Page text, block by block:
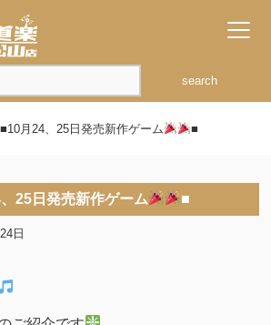
search
■10月24、25日発売新作ゲーム ■
25日発売新作ゲーム ■
日